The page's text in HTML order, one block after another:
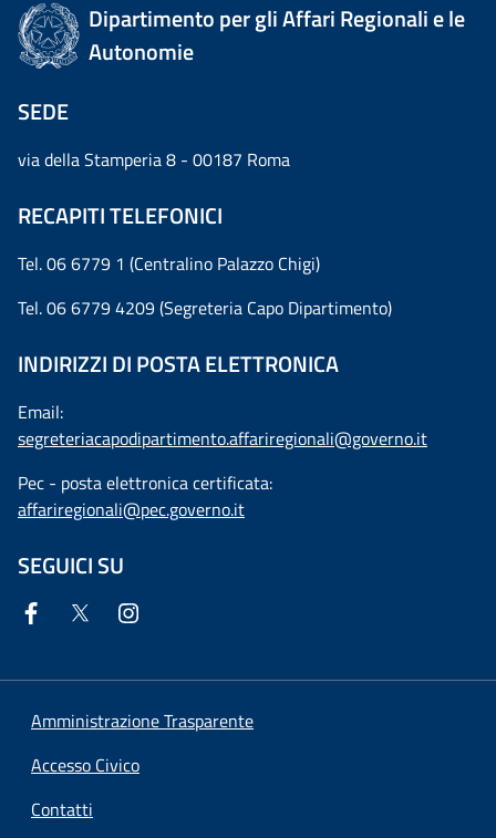
Dipartimento per gli Affari Regionali e le
Autonomie
SEDE
via della Stamperia 8 - 00187 Roma
RECAPITI TELEFONICI
Tel. 06 6779 1 (Centralino Palazzo Chigi)
Tel. 06 6779 4209 (Segreteria Capo Dipartimento)
INDIRIZZI DI POSTA ELETTRONICA
Email:
segreteriacapodipartimento.affariregionali@governo.it
Pec - posta elettronica certificata:
affariregionali@pec.governo.it
SEGUICI SU
Amministrazione Trasparente
Accesso Civico
Contatti